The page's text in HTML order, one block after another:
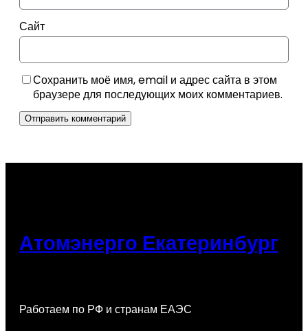
Сайт
Сохранить моё имя, email и адрес сайта в этом
браузере для последующих моих комментариев.
Атомэнерго Екатеринбург
Работаем по РФ и странам ЕАЭС